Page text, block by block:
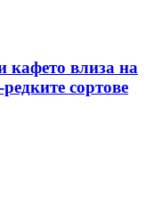
кафето влиза на
сортове